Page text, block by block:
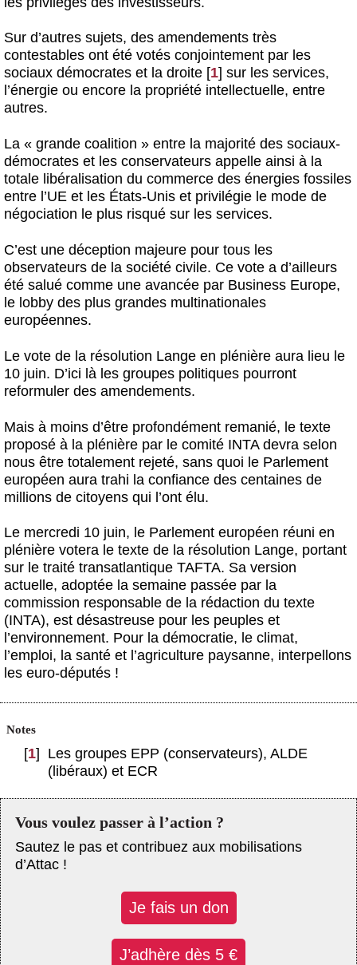
Sur d’autres sujets, des amendements très
contestables ont été votés conjointement par les
sociaux démocrates et la droite [1] sur les services,
l’énergie ou encore la propriété intellectuelle, entre
autres.
La « grande coalition » entre la majorité des sociaux-
démocrates et les conservateurs appelle ainsi à la
totale libéralisation du commerce des énergies fossiles
entre l’UE et les États-Unis et privilégie le mode de
négociation le plus risqué sur les services.
C’est une déception majeure pour tous les
observateurs de la société civile. Ce vote a d’ailleurs
été salué comme une avancée par Business Europe,
le lobby des plus grandes multinationales
européennes.
Le vote de la résolution Lange en plénière aura lieu le
10 juin. D’ici là les groupes politiques pourront
reformuler des amendements.
Mais à moins d’être profondément remanié, le texte
proposé à la plénière par le comité INTA devra selon
nous être totalement rejeté, sans quoi le Parlement
européen aura trahi la confiance des centaines de
millions de citoyens qui l’ont élu.
Le mercredi 10 juin, le Parlement européen réuni en
plénière votera le texte de la résolution Lange, portant
sur le traité transatlantique TAFTA. Sa version
actuelle, adoptée la semaine passée par la
commission responsable de la rédaction du texte
(INTA), est désastreuse pour les peuples et
l’environnement. Pour la démocratie, le climat,
l’emploi, la santé et l’agriculture paysanne, interpellons
les euro-députés !
Notes
[1]
Les groupes EPP (conservateurs), ALDE
(libéraux) et ECR
Vous voulez passer à l’action ?
Sautez le pas et contribuez aux mobilisations
d’Attac !
Je fais un don
J’adhère dès 5 €